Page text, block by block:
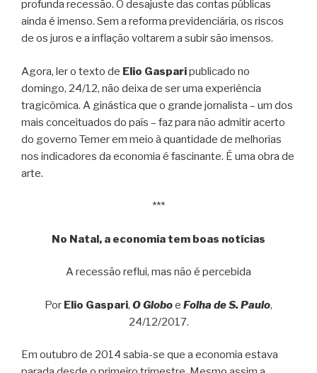
profunda recessão. O desajuste das contas públicas
ainda é imenso. Sem a reforma previdenciária, os riscos
de os juros e a inflação voltarem a subir são imensos.
Agora, ler o texto de Elio Gasparipublicado no
domingo, 24/12, não deixa de ser uma experiência
tragicômica. A ginástica que o grande jornalista – um dos
mais conceituados do país – faz para não admitir acerto
do governo Temer em meio à quantidade de melhorias
nos indicadores da economia é fascinante. É uma obra de
arte.
***
No Natal, a economia tem boas notícias
A recessão reflui, mas não é percebida
Por Elio Gaspari, O Globoe Folha de S. Paulo,
24/12/2017.
Em outubro de 2014 sabia-se que a economia estava